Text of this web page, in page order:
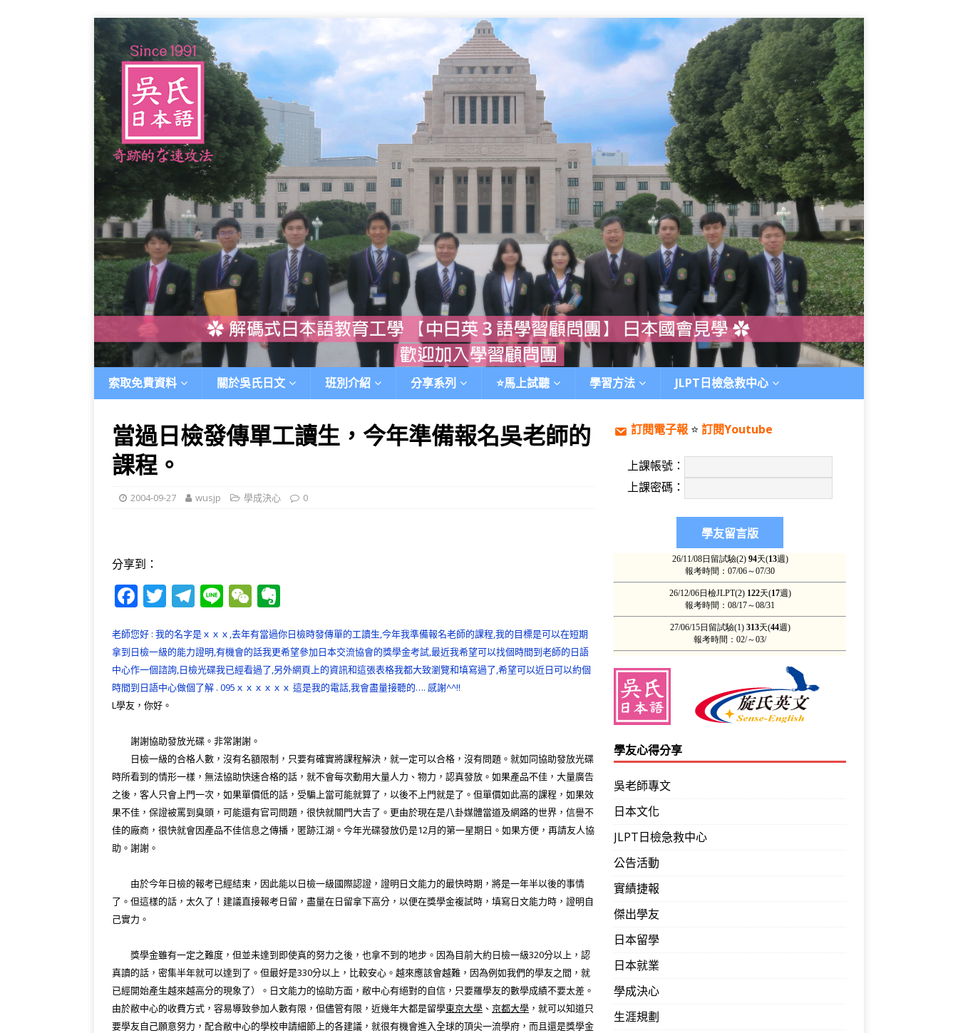
索取免費資料 關於吳氏日文 班別介紹 分享系列 ⭐️馬上試聽 學習方法 JLPT日檢急救中心
當過日檢發傳單工讀生，今年準備報名吳老師的
課程。
2004-09-27 wusjp 學成決心 0
分享到：
F
c
e
b
o
o
k
T
it
te
r
T
e
g
ra
Li
e
W
C
h
at
e
r
n
老師您好 : 我的名字是ｘｘｘ,去年有當過你日檢時發傳單的工讀生,今年我準備報名老師的課程,我的目標是可以在短期
拿到日檢一級的能力證明,有機會的話我更希望參加日本交流協會的獎學金考試,最近我希望可以找個時間到老師的日語
中心作一個諮詢,日檢光碟我已經看過了,另外網頁上的資訊和這張表格我都大致瀏覽和填寫過了,希望可以近日可以約個
時間到日語中心做個了解 . 095ｘｘｘｘｘｘ 這是我的電話,我會盡量接聽的…. 感謝^^!!
L學友，你好。
謝謝協助發放光碟。非常謝謝。
日檢一級的合格人數，沒有名額限制，只要有確實將課程解決，就一定可以合格，沒有問題。就如同協助發放光碟
時所看到的情形一樣，無法協助快速合格的話，就不會每次動用大量人力、物力，認真發放。如果產品不佳，大量廣告
之後，客人只會上門一次，如果單價低的話，受騙上當可能就算了，以後不上門就是了。但單價如此高的課程，如果效
果不佳，保證被罵到臭頭，可能還有官司問題，很快就關門大吉了。更由於現在是八卦媒體當道及網路的世界，信譽不
佳的廠商，很快就會因產品不佳信息之傳播，匿跡江湖。今年光碟發放仍是12月的第一星期日。如果方便，再請友人協
助。謝謝。
由於今年日檢的報考已經結束，因此能以日檢一級國際認證，證明日文能力的最快時期，將是一年半以後的事情
了。但這樣的話，太久了！建議直接報考日留，盡量在日留拿下高分，以便在獎學金複試時，填寫日文能力時，證明自
己實力。
獎學金雖有一定之難度，但並未達到即使真的努力之後，也拿不到的地步。因為目前大約日檢一級320分以上，認
真讀的話，密集半年就可以達到了。但最好是330分以上，比較安心。越來應該會越難，因為例如我們的學友之間，就
已經開始產生越來越高分的現象了）。日文能力的協助方面，敝中心有絕對的自信，只要羅學友的數學成績不要太差 。
由於敝中心的收費方式，容易導致參加人數有限，但儘管有限，近幾年大都是留學東京大學 、 京都大學 ，就可以知道只
要學友自己願意努力，配合敝中心的學校申請細節上的各建議，就很有機會進入全球的頂尖一流學府，而且還是獎學金
訂閱電子報⭐️ 訂閱Youtube
上課帳號：
上課密碼：
學友心得分享
吳老師專文
日本文化
JLPT日檢急救中心
公告活動
實績捷報
傑出學友
日本留學
日本就業
學成決心
生涯規劃